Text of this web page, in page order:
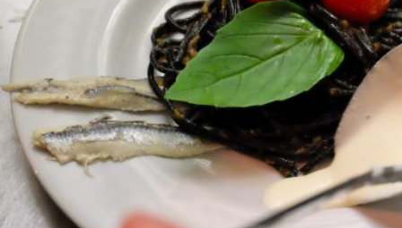
Célia Quilichini,
pianiste &
musicothérapeute